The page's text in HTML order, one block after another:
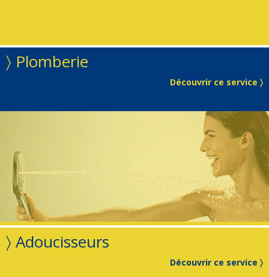
〉 Plomberie
Découvrir ce service 〉
〉 Adoucisseurs
Découvrir ce service 〉